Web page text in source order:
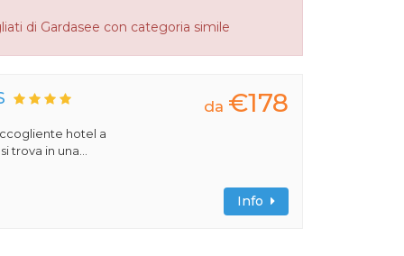
di Gardasee con categoria simile
hotel a
trova in una...
da €178
Info